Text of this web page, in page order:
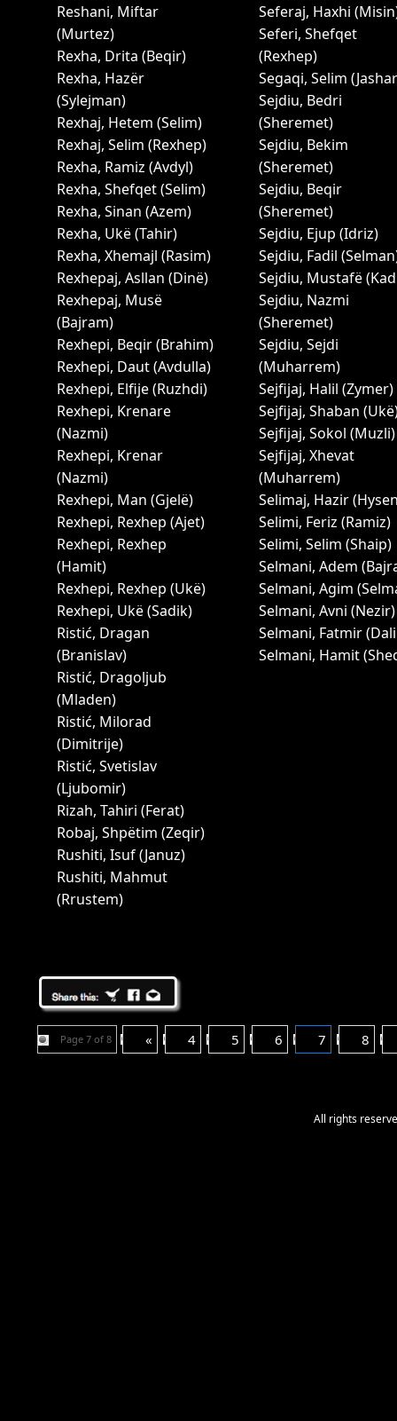
Reshani, Miftar
(Murtez)
Rexha, Drita (Beqir)
Rexha, Hazër
(Sylejman)
Rexhaj, Hetem (Selim)
Rexhaj, Selim (Rexhep)
Rexha, Ramiz (Avdyl)
Rexha, Shefqet (Selim)
Rexha, Sinan (Azem)
Rexha, Ukë (Tahir)
Rexha, Xhemajl (Rasim)
Rexhepaj, Asllan (Dinë)
Rexhepaj, Musë
(Bajram)
Rexhepi, Beqir (Brahim)
Rexhepi, Daut (Avdulla)
Rexhepi, Elfije (Ruzhdi)
Rexhepi, Krenare
(Nazmi)
Rexhepi, Krenar
(Nazmi)
Rexhepi, Man (Gjelë)
Rexhepi, Rexhep (Ajet)
Rexhepi, Rexhep
(Hamit)
Rexhepi, Rexhep (Ukë)
Rexhepi, Ukë (Sadik)
Ristić, Dragan
(Branislav)
Ristić, Dragoljub
(Mladen)
Ristić, Milorad
(Dimitrije)
Ristić, Svetislav
(Ljubomir)
Rizah, Tahiri (Ferat)
Robaj, Shpëtim (Zeqir)
Rushiti, Isuf (Januz)
Rushiti, Mahmut
(Rrustem)
Seferaj, Haxhi
Seferi, Shefqet
(Rexhep)
Segaqi, Selim
Sejdiu, Bedri
(Sheremet)
Sejdiu, Bekim
(Sheremet)
Sejdiu, Beqir
(Sheremet)
Sejdiu, Ejup (Idriz)
Sejdiu, Fadil
Sejdiu, Mustafë
Sejdiu, Nazmi
(Sheremet)
Sejdiu, Sejdi
(Muharrem)
Sejfijaj, Halil (Zymer)
Sejfijaj, Shaban
Sejfijaj, Sokol (Muzli)
Sejfijaj, Xhevat
(Muharrem)
Selimaj, Hazir
Selimi, Feriz (Ramiz)
Selimi, Selim (Shaip)
Selmani, Adem
Selmani, Agim
Selmani, Avni (Nezir)
Selmani, Fatmir
Selmani, Hamit
Page 7 of 8 « 4 5 6 7 8
All rights